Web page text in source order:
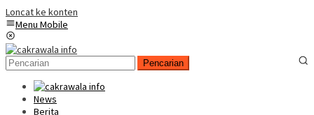
Loncat ke konten
Menu Mobile
Pencarian
News
Berita